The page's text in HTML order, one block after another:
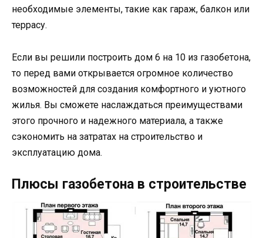
необходимые элементы, такие как гараж, балкон или
террасу.
Если вы решили построить дом 6 на 10 из газобетона,
то перед вами открывается огромное количество
возможностей для создания комфортного и уютного
жилья. Вы сможете наслаждаться преимуществами
этого прочного и надежного материала, а также
сэкономить на затратах на строительство и
эксплуатацию дома.
Плюсы газобетона в строительстве